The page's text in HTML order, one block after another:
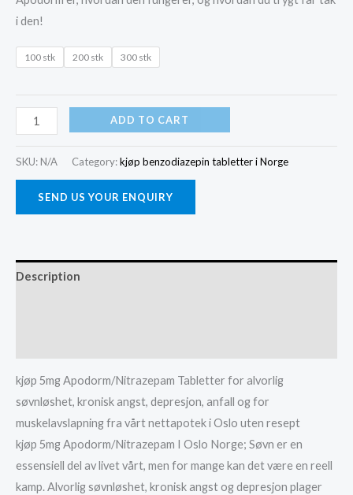
i den!
100 stk 200 stk 300 stk
kjøp
5mg
Apodorm/Nitrazepam
I
Oslo
ADD TO CART
SKU: N/A Category:kjøp benzodiazepin tabletter i Norge
SEND US YOUR ENQUIRY
Description
kjøp 5mg Apodorm/Nitrazepam Tabletter for alvorlig
søvnløshet, kronisk angst, depresjon, anfall og for
muskelavslapning fra vårt nettapotek i Oslo uten resept
kjøp 5mg Apodorm/Nitrazepam I Oslo Norge; Søvn er en
essensiell del av livet vårt, men for mange kan det være en reell
kamp. Alvorlig søvnløshet, kronisk angst og depresjon plager